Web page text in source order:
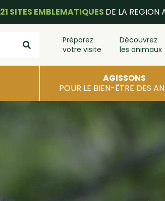
21 SITES EMBLEMATIQUES DE LA REGION
Préparez
votre visite
Découvrez
les animaux
AGISSONS
POUR LE BIEN-ÊTRE DES